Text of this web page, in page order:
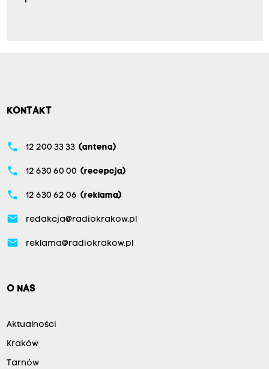
KONTAKT
phone 12 200 33 33 (antena)
phone 12 630 60 00 (recepcja)
phone 12 630 62 06 (reklama)
email redakcja@radiokrakow.pl
email reklama@radiokrakow.pl
O NAS
Aktualności
Kraków
Tarnów